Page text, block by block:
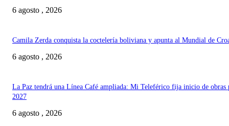
6 agosto , 2026
Camila Zerda conquista la coctelería boliviana y apunta al Mundial de
6 agosto , 2026
La Paz tendrá una Línea Café ampliada: Mi Teleférico fija inicio de obras
2027
6 agosto , 2026